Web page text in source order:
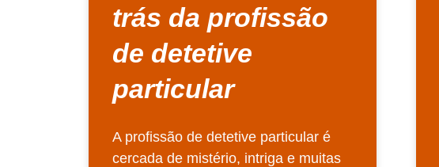
trás da profissão
de detetive
particular
A profissão de detetive particular é
cercada de mistério, intriga e muitas